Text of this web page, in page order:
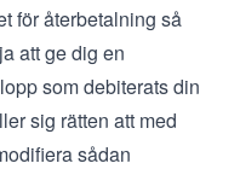
för återbetalning så
att ge dig en
som debiterats din
sig rätten att med
sådan